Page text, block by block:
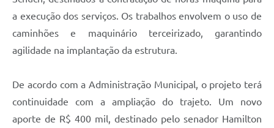
a execução dos serviços. Os trabalhos envolvem o uso de
caminhões e maquinário terceirizado, garantindo
agilidade na implantação da estrutura.
De acordo com a Administração Municipal, o projeto terá
continuidade com a ampliação do trajeto. Um novo
aporte de R$ 400 mil, destinado pelo senador Hamilton